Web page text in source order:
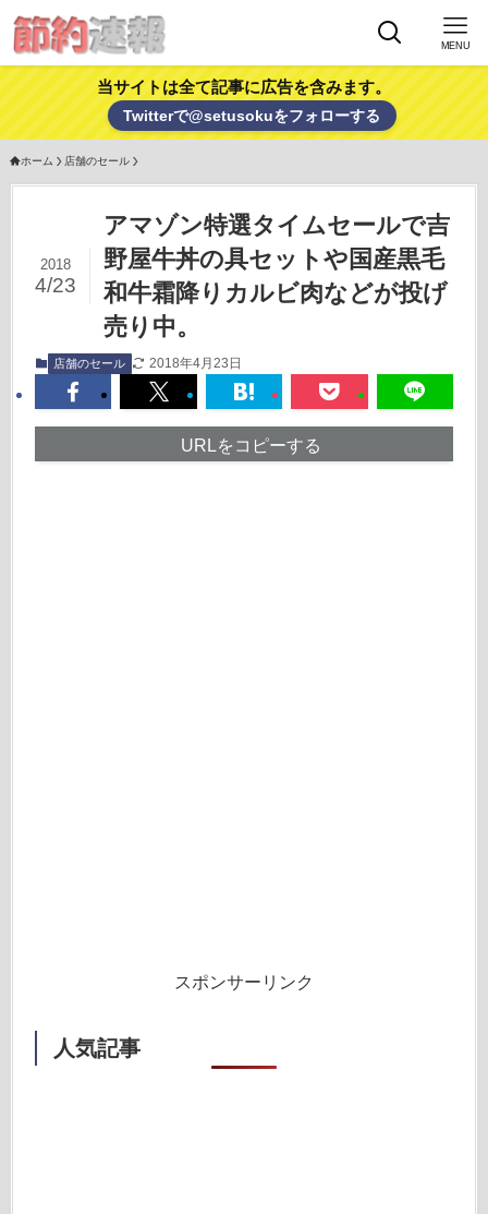
MENU
当サイトは全て記事に広告を含みます。
Twitterで@setusokuをフォローする
ホーム 店舗のセール
アマゾン特選タイムセールで吉
野屋牛丼の具セットや国産黒毛
和牛霜降りカルビ肉などが投げ
売り中。
2018
4/23
店舗のセール 2018年4月23日
URLをコピーする
スポンサーリンク
人気記事